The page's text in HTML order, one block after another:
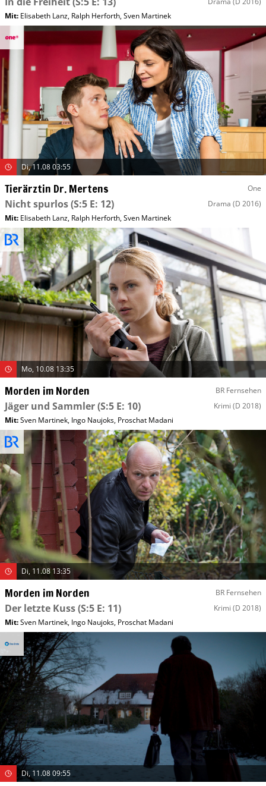
Mit: Elisabeth Lanz, Ralph Herforth,Sven Martinek
Di, 11.08 03:55
Tierärztin Dr. Mertens One
Nicht spurlos(S:5 E: 12) Drama (D 2016)
Mit: Elisabeth Lanz, Ralph Herforth,Sven Martinek
Mo, 10.08 13:35
Morden im Norden BR Fernsehen
Jäger und Sammler(S:5 E: 10) Krimi (D 2018)
Mit:Sven Martinek, Ingo Naujoks, Proschat Madani
Di, 11.08 13:35
Morden im Norden BR Fernsehen
Der letzte Kuss(S:5 E: 11) Krimi (D 2018)
Mit:Sven Martinek, Ingo Naujoks, Proschat Madani
Di, 11.08 09:55